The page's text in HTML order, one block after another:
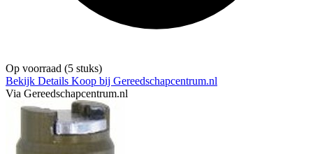
Op voorraad (5 stuks)
Bekijk Details Koop bij Gereedschapcentrum.nl
Via Gereedschapcentrum.nl